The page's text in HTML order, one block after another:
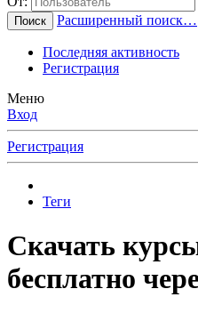
Поиск Расширенный поиск…
Последняя активность
Регистрация
Меню
Вход
Регистрация
Теги
Скачать
бесплатно